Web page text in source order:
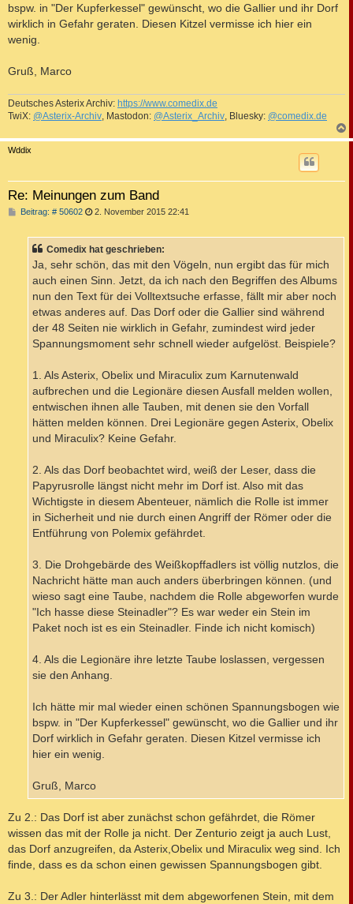
bspw. in "Der Kupferkessel" gewünscht, wo die Gallier und ihr Dorf
wirklich in Gefahr geraten. Diesen Kitzel vermisse ich hier ein
wenig.
Gruß, Marco
Deutsches Asterix Archiv: https://www.comedix.de
TwiX: @Asterix-Archiv , Mastodon: @Asterix_Archiv , Bluesky: @comedix.de
a
Wddix
Re: Meinungen zum Band
Beitrag: # 50602B
r
a
2. November 2015 22:41
Comedix hat geschrieben:
Ja, sehr schön, das mit den Vögeln, nun ergibt das für mich
auch einen Sinn. Jetzt, da ich nach den Begriffen des Albums
nun den Text für dei Volltextsuche erfasse, fällt mir aber noch
etwas anderes auf. Das Dorf oder die Gallier sind während
der 48 Seiten nie wirklich in Gefahr, zumindest wird jeder
Spannungsmoment sehr schnell wieder aufgelöst. Beispiele?
1. Als Asterix, Obelix und Miraculix zum Karnutenwald
aufbrechen und die Legionäre diesen Ausfall melden wollen,
entwischen ihnen alle Tauben, mit denen sie den Vorfall
hätten melden können. Drei Legionäre gegen Asterix, Obelix
und Miraculix? Keine Gefahr.
2. Als das Dorf beobachtet wird, weiß der Leser, dass die
Papyrusrolle längst nicht mehr im Dorf ist. Also mit das
Wichtigste in diesem Abenteuer, nämlich die Rolle ist immer
in Sicherheit und nie durch einen Angriff der Römer oder die
Entführung von Polemix gefährdet.
3. Die Drohgebärde des Weißkopffadlers ist völlig nutzlos, die
Nachricht hätte man auch anders überbringen können. (und
wieso sagt eine Taube, nachdem die Rolle abgeworfen wurde
"Ich hasse diese Steinadler"? Es war weder ein Stein im
Paket noch ist es ein Steinadler. Finde ich nicht komisch)
4. Als die Legionäre ihre letzte Taube loslassen, vergessen
sie den Anhang.
Ich hätte mir mal wieder einen schönen Spannungsbogen wie
bspw. in "Der Kupferkessel" gewünscht, wo die Gallier und ihr
Dorf wirklich in Gefahr geraten. Diesen Kitzel vermisse ich
hier ein wenig.
Gruß, Marco
Zu 2.: Das Dorf ist aber zunächst schon gefährdet, die Römer
wissen das mit der Rolle ja nicht. Der Zenturio zeigt ja auch Lust,
das Dorf anzugreifen, da Asterix,Obelix und Miraculix weg sind. Ich
finde, dass es da schon einen gewissen Spannungsbogen gibt.
Zu 3.: Der Adler hinterlässt mit dem abgeworfenen Stein, mit dem